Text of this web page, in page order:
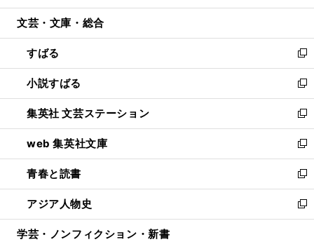
開
ウ
開
く
ン
ウ
で
開
く
ウ
ン
ド
ウ
で
開
く
文芸・文庫・総合
すばる
新
し
い
ウ
ィ
ン
ド
ウ
で
開
く
小説すばる
新
し
い
ウ
ィ
ン
ド
ウ
で
開
集英社 文芸ステーション
新
し
い
ウ
ィ
ン
ド
ウ
web 集英社文庫
新
し
い
ウ
ィ
ン
青春と読書
新
し
い
ウ
アジア人物史
新
し
学芸・ノンフィクション・新書